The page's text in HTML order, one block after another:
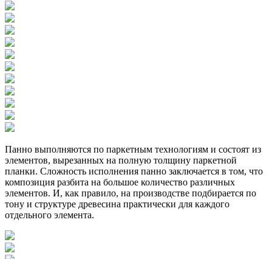
Панно выполняются по паркетным технологиям и состоят из
элементов, вырезанных на полную толщину паркетной
планки. Сложность исполнения панно заключается в том, что
композиция разбита на большое количество различных
элементов. И, как правило, на производстве подбирается по
тону и структуре древесина практически для каждого
отдельного элемента.